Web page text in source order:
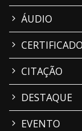
ÁUDIO
CERTIFICADO
CITAÇÃO
DESTAQUE
EVENTO